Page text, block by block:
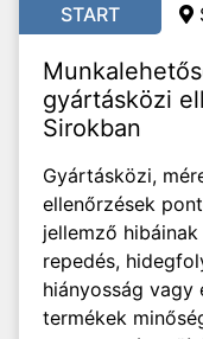
START
gyártásközi
Sirokban
Gyártásközi,
ellenőrzések
jellemző
repedés,
hiányosság vagy
termékek